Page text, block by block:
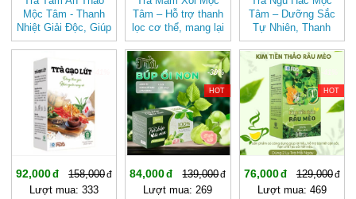
Mộc Tâm - Thanh
Nhiệt Giải Độc, Giúp
Ngủ Ngon
Tâm – Hỗ trợ thanh
lọc cơ thể, mang lại
cảm giác nhẹ nhàng
Tâm – Dưỡng Sắc
Tự Nhiên, Thanh
Mát Dịu Nhẹ, Tốt
Cho Sức Khỏe
92,000
158,000
Lượt mua: 333
-39%
HOT
84,000
139,000
Lượt mua: 269
HOT
76,000
129,000
Lượt mua: 469